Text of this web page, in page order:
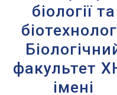
біології та
факультет
імені